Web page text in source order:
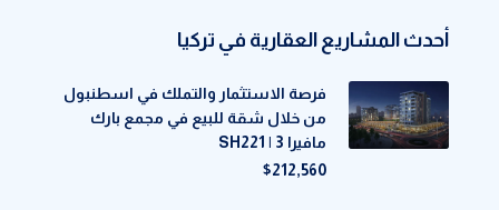
أحدث المشاريع العقارية في تركيا
فرصة الاستثمار والتملك في اسطنبول
من خلال شقة للبيع في مجمع بارك
مافيرا 3 | SH221
$212,560